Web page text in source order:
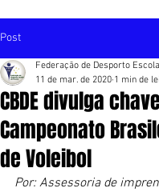
Post
CBDE divulga
Campeonato
de Voleibol
Federação de Desporto
11 de mar. de 2020 1 min de
Por: Assessoria de